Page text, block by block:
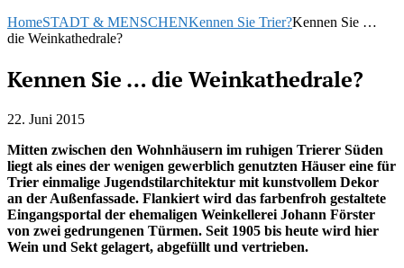
HomeSTADT & MENSCHENKennen Sie Trier?Kennen Sie …
die Weinkathedrale?
Kennen Sie … die Weinkathedrale?
22. Juni 2015
Mitten zwischen den Wohnhäusern im ruhigen Trierer Süden
liegt als eines der wenigen gewerblich genutzten Häuser eine für
Trier einmalige Jugendstilarchitektur mit kunstvollem Dekor
an der Außenfassade. Flankiert wird das farbenfroh gestaltete
Eingangsportal der ehemaligen Weinkellerei Johann Förster
von zwei gedrungenen Türmen. Seit 1905 bis heute wird hier
Wein und Sekt gelagert, abgefüllt und vertrieben.